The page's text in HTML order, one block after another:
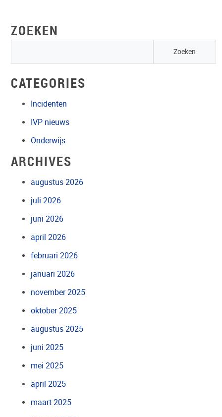
ZOEKEN
CATEGORIES
Incidenten
IVP nieuws
Onderwijs
ARCHIVES
augustus 2026
juli 2026
juni 2026
april 2026
februari 2026
januari 2026
november 2025
oktober 2025
augustus 2025
juni 2025
mei 2025
april 2025
maart 2025